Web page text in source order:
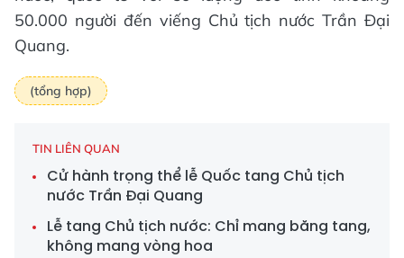
50.000 người đến viếng Chủ tịch nước Trần Đại
Quang.
(tổng hợp)
TIN LIÊN QUAN
Cử hành trọng thể lễ Quốc tang Chủ tịch
nước Trần Đại Quang
Lễ tang Chủ tịch nước: Chỉ mang băng tang,
không mang vòng hoa